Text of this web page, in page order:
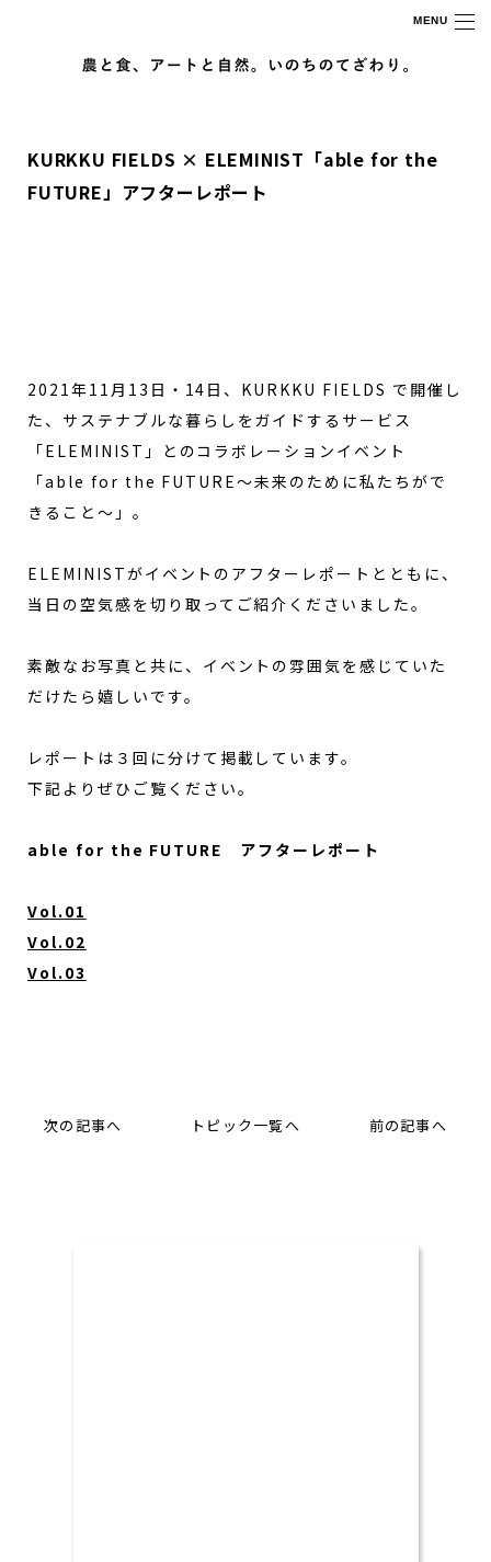
MENU
KURKKU FIELDS × ELEMINIST「able for the
FUTURE」アフターレポート
2021年11月13日・14日、KURKKU FIELDS で開催し
た、サステナブルな暮らしをガイドするサービス
「ELEMINIST」とのコラボレーションイベント
「able for the FUTURE〜未来のために私たちがで
きること〜」。
ELEMINISTがイベントのアフターレポートとともに、
当日の空気感を切り取ってご紹介くださいました。
素敵なお写真と共に、イベントの雰囲気を感じていた
だけたら嬉しいです。
レポートは３回に分けて掲載しています。
下記よりぜひご覧ください。
able for the FUTURE アフターレポート
Vol.01
Vol.02
Vol.03
次の記事へ トピック一覧へ 前の記事へ